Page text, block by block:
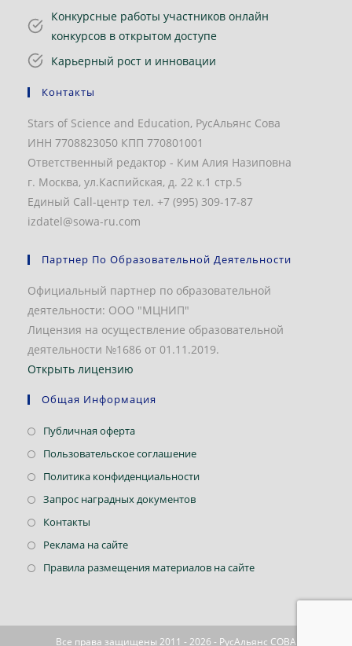
Конкурсные работы участников онлайн
конкурсов в открытом доступе
Карьерный рост и инновации
Контакты
Stars of Science and Education, РусАльянс Сова
ИНН 7708823050 КПП 770801001
Ответственный редактор - Ким Алия Назиповна
г. Москва, ул.Каспийская, д. 22 к.1 стр.5
Единый Call-центр тел. +7 (995) 309-17-87
izdatel@sowa-ru.com
Партнер По Образовательной Деятельности
Официальный партнер по образовательной
деятельности: ООО "МЦНИП"
Лицензия на осуществление образовательной
деятельности №1686 от 01.11.2019.
Открыть лицензию
Общая Информация
Публичная офертаОткроется
в
Пользовательское соглашениеОткроется
в
Политика конфиденциальностиОткроется
Запрос наградных документовОткроется
Контакты
в
Реклама на сайтеОткроется
в
Правила размещения материалов на сайтеОткроется
вкладке
Все права защищены 2011 - 2026 - РусАльянс СОВА